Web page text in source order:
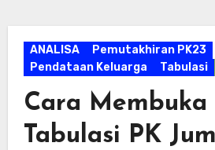
ANALISA
Pemutakhiran PK23
Pendataan Keluarga
Tabulasi
Cara Membuka
Tabulasi PK